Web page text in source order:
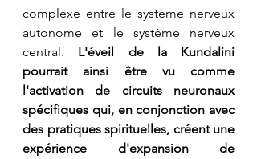
complexe entre le système nerveux
autonome et le système nerveux
central. L'éveil de la Kundalini
pourrait ainsi être vu comme
l'activation de circuits neuronaux
spécifiques qui, en conjonction avec
des pratiques spirituelles, créent une
expérience d'expansion de